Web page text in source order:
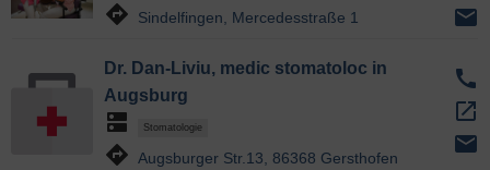
directions Sindelfingen, Mercedesstraße 1
email
Dr. Dan-Liviu, medic stomatoloc in
Augsburg
dns Stomatologie
directions Augsburger Str.13, 86368 Gersthofen
call
open_in_new
email